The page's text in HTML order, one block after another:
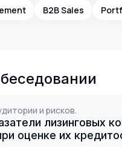
B2B Sales
и рисков.
лизинговых
оценке их